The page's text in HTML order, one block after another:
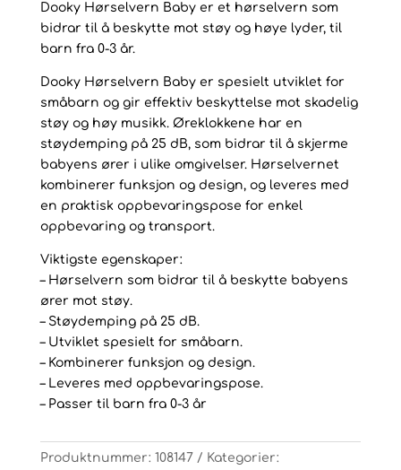
3
år,
Rosa,
Dooky
antall
Dooky Hørselvern Baby er et hørselvern som
bidrar til å beskytte mot støy og høye lyder, til
barn fra 0-3 år.
Dooky Hørselvern Baby er spesielt utviklet for
småbarn og gir effektiv beskyttelse mot skadelig
støy og høy musikk. Øreklokkene har en
støydemping på 25 dB, som bidrar til å skjerme
babyens ører i ulike omgivelser. Hørselvernet
kombinerer funksjon og design, og leveres med
en praktisk oppbevaringspose for enkel
oppbevaring og transport.
Viktigste egenskaper:
– Hørselvern som bidrar til å beskytte babyens
ører mot støy.
– Støydemping på 25 dB.
– Utviklet spesielt for småbarn.
– Kombinerer funksjon og design.
– Leveres med oppbevaringspose.
– Passer til barn fra 0-3 år
Produktnummer: 108147
Kategorier: